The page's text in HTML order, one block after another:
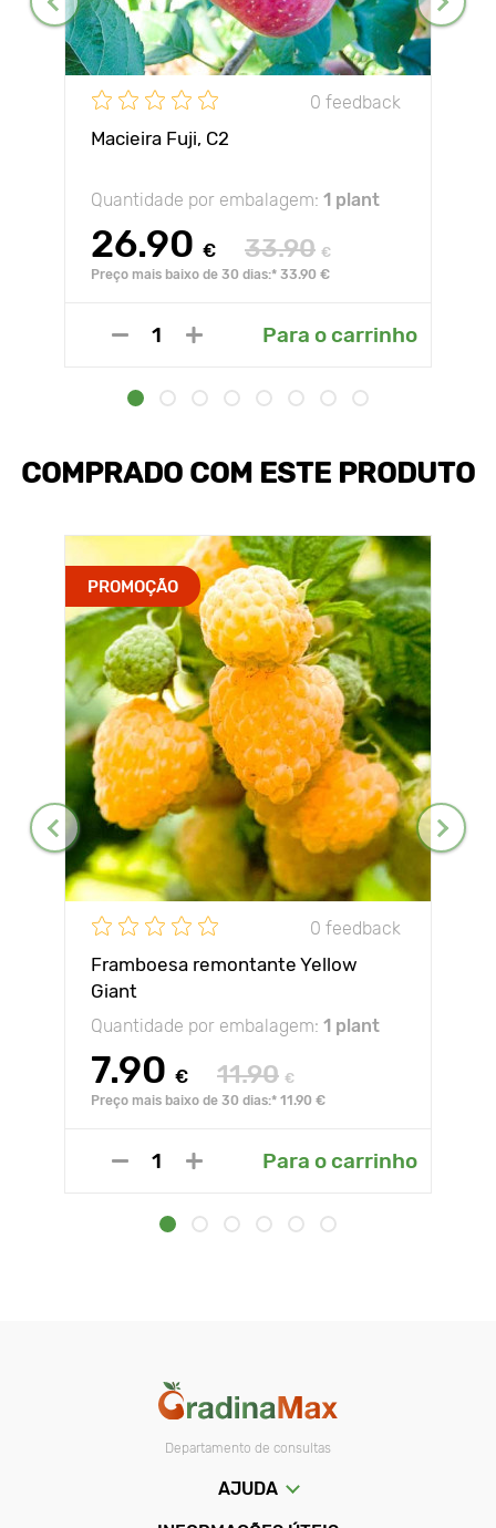
0 feedback
Macieira Fuji, С2
Quantidade por embalagem: 1 plant
26.90 € 33.90 €
Preço mais baixo de 30 dias:* 33.90 €
Para o carrinho
COMPRADO COM ESTE PRODUTO
PROMOÇÃO
0 feedback
Framboesa remontante Yellow
Giant
Quantidade por embalagem: 1 plant
7.90 € 11.90 €
Preço mais baixo de 30 dias:* 11.90 €
Para o carrinho
Departamento de consultas
AJUDA